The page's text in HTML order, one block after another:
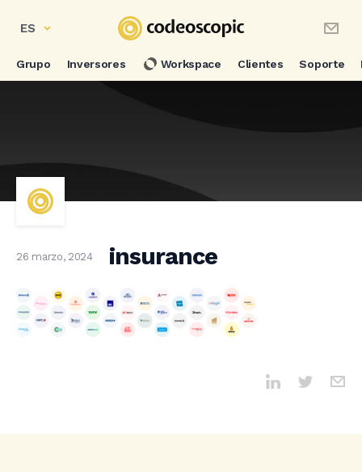
ES
Grupo Inversores Workspace Clientes Soporte
26 marzo, 2024 insurance